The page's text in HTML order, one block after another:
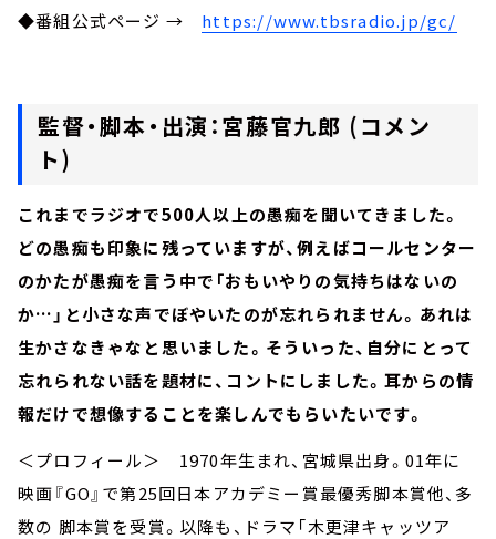
◆番組公式ページ → https://www.tbsradio.jp/gc/
監督・脚本・出演：宮藤官九郎 (コメン
ト)
これまでラジオで500人以上の愚痴を聞いてきました。
どの愚痴も印象に残っていますが、例えばコールセンター
のかたが愚痴を言う中で「おもいやりの気持ちはないの
か…」と小さな声でぼやいたのが忘れられません。あれは
生かさなきゃなと思いました。そういった、自分にとって
忘れられない話を題材に、コントにしました。耳からの情
報だけで想像することを楽しんでもらいたいです。
＜プロフィール＞ 1970年生まれ、宮城県出身。01年に
映画『GO』で第25回日本アカデミー賞最優秀脚本賞他、多
数の 脚本賞を受賞。以降も、ドラマ「木更津キャッツア